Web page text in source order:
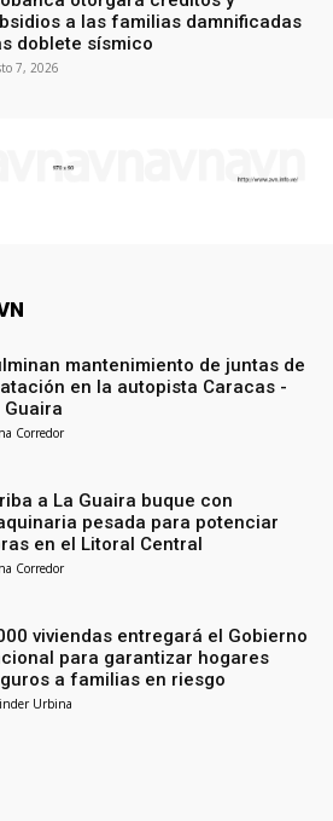
a las familias damnificadas
doblete sísmico
7, 2026
mantenimiento de juntas de
en la autopista Caracas -
Guaira
Corredor
a La Guaira buque con
pesada para potenciar
en el Litoral Central
Corredor
viviendas entregará el Gobierno
para garantizar hogares
a familias en riesgo
Urbina